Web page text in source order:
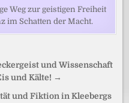
Weg zur geistigen Freiheit
im Schatten der Macht.
und Wissenschaft
und Kälte! →
und Fiktion in Kleebergs